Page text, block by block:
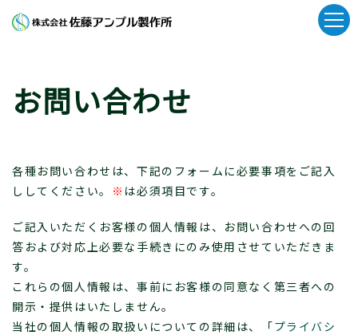
お問い合わせ
各種お問い合わせは、下記のフォームに必要事項をご記入
ししてください。
※ は必須項目です。
ご記入いただくお客様の個人情報は、お問い合わせへの回
答および対応上必要な手続きにのみ使用させていただきま
す。
これらの個人情報は、事前にお客様の同意なく第三者への
開示・提供はいたしません。
当社の個人情報の取扱いについての詳細は、「プライバシ